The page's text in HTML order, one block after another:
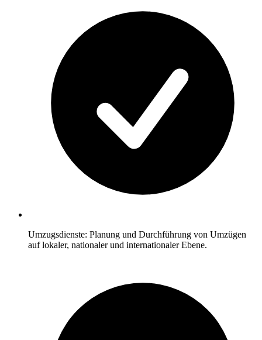
Umzugsdienste: Planung und Durchführung von Umzügen
auf lokaler, nationaler und internationaler Ebene.